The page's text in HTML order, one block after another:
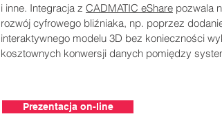
i inne. Integracja z CADMATIC eShare pozwala
rozwój cyfrowego bliźniaka, np. poprzez
interaktywnego modelu 3D bez konieczności
kosztownych konwersji danych pomiędzy
Prezentacja on-line